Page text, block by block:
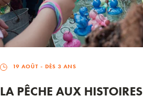
19 AOÛT - DÈS 3 ANS
LA PÊCHE AUX HISTOIRES